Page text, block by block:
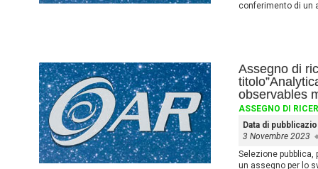
conferimento di un
Assegno di
observables
ASSEGNO DI
Data di
3 Novembre 2023
Selezione
un assegno per lo